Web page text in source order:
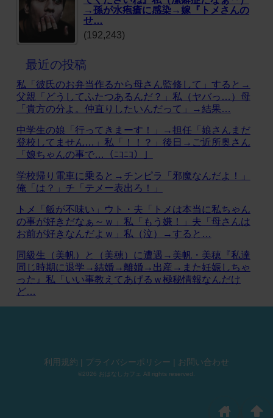
→孫が水疱瘡に感染→嫁『トメさんの
せ…
(192,243)
最近の投稿
私「彼氏のお弁当作るから母さん監修して」すると→
父親「どうしてふたつあるんだ？」私（ヤバっ…）母
「貴方の分よ。仲直りしたいんだって」→結果…
中学生の娘「行ってきまーす！」→担任「娘さんまだ
登校してません…」私「！！？」後日→ご近所奥さん
「娘ちゃんの事で…（ﾆｺﾆｺ）」
学校帰り電車に乗ると→チンピラ「邪魔なんだよ！」
俺「は？」チ「テメー表出ろ！」
トメ「飯が不味い」ウト・夫「トメは本当に私ちゃん
の事が好きだなぁ～ｗ」私「もう嫌！」夫「母さんは
お前が好きなんだよｗ」私（泣）→すると…
同級生（美帆）と（美穂）に遭遇→美帆・美穂『私達
同じ時期に退学→結婚→離婚→出産→また妊娠しちゃ
った』私「いい事教えてあげるｗ極秘情報なんだけ
ど…
利用規約 プライバシーポリシー お問い合わせ
©2026 おはなしカフェ All rights reserved.
arrowup
home